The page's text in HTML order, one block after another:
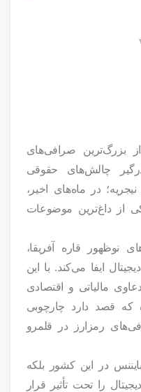
بزرگ‌ترین صرافی‌های
چالش‌های حقوقی
در ماه‌های اخیر،
از داغ‌ترین موضوعات
نوظهور قاره آفریقا،
ایفا می‌کند. با این
مالیاتی و اقتصادی
که قصد دارد چارچوبی
رمزارز در قلمرو
بایننس در این کشور بلکه
را تحت تأثیر قرار